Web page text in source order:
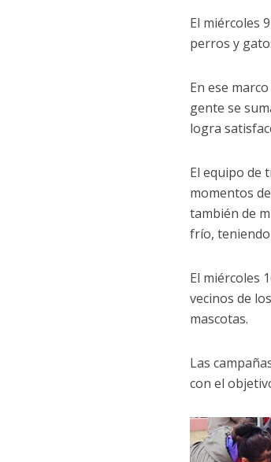
El miércoles
perros y
En ese
gente se
logra
El equipo de
momentos
también de
frío, teniendo
El miércoles
vecinos de
mascotas.
Las
con el